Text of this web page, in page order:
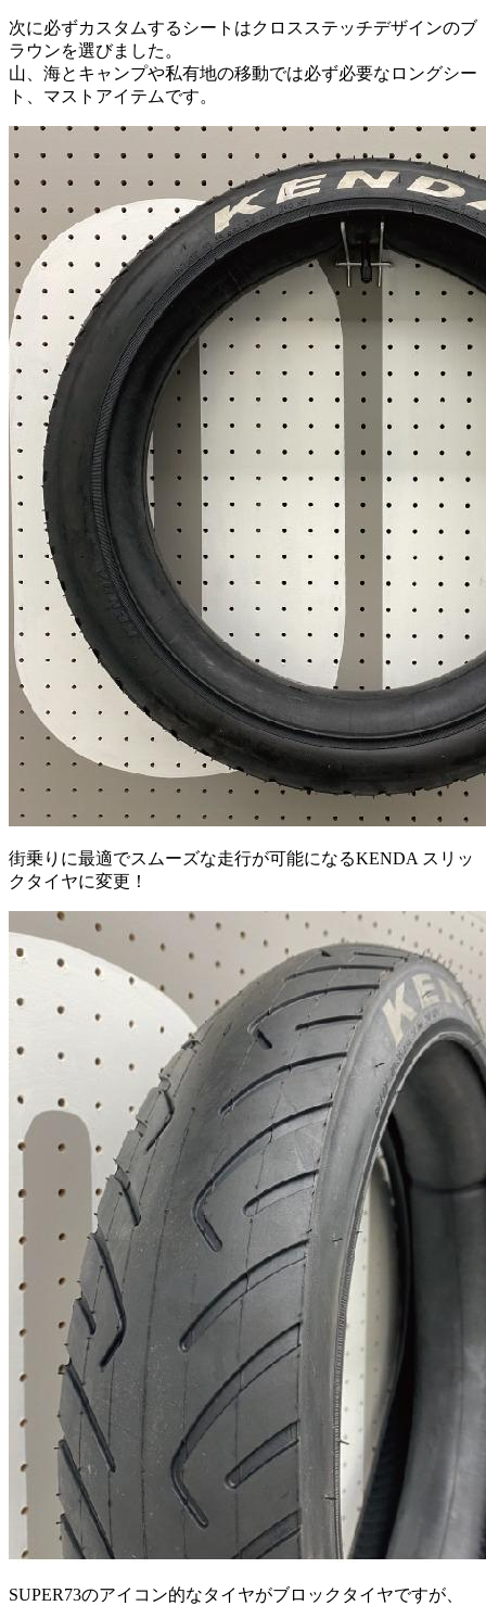
次に必ずカスタムするシートはクロスステッチデザインのブ
ラウンを選びました。
山、海とキャンプや私有地の移動では必ず必要なロングシー
ト、マストアイテムです。
街乗りに最適でスムーズな走行が可能になるKENDA スリッ
クタイヤに変更！
SUPER73のアイコン的なタイヤがブロックタイヤですが、